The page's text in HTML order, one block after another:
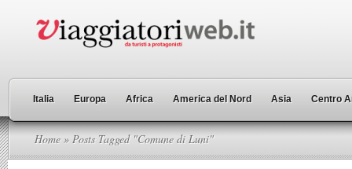
Italia Europa Africa America del Nord Asia Centro
Home » Posts Tagged "Comune di Luni"